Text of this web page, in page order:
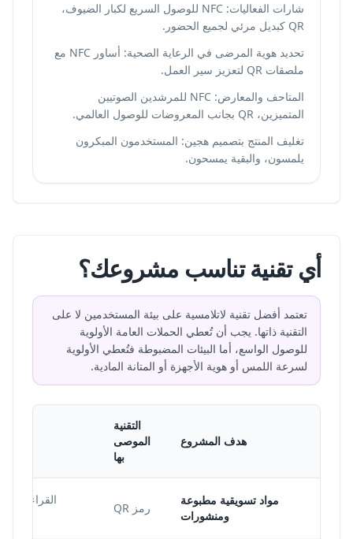
شارات الفعاليات: NFC للوصول السريع لكبار الضيوف،
QR كبديل مرئي لجميع الحضور.
تحديد هوية المرضى في الرعاية الصحية: أساور NFC مع
ملصقات QR لتعزيز سير العمل.
المتاحف والمعارض: NFC للمرشدين الصوتيين
المتميزين، QR بجانب المعروضات للوصول العالمي.
تغليف المنتج بتصميم هجين: المستخدمون المبكرون
يلمسون، والبقية يمسحون.
أي تقنية تناسب مشروعك؟
تعتمد أفضل تقنية لاتلامسية على بيئة المستخدمين لا على
التقنية ذاتها. يجب أن تُعطي الحملات العامة الأولوية
للوصول الواسع، أما البيئات المضبوطة فتُعطي الأولوية
لسرعة اللمس أو هوية الأجهزة أو المتانة المادية.
هدف المشروع
التقنية
الموصى
بها
مواد تسويقية مطبوعة
ومنشورات
رمز QR
القراءة